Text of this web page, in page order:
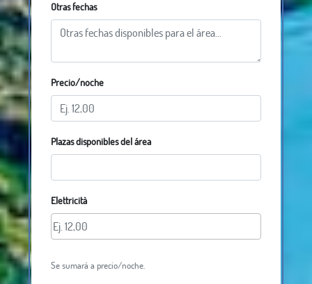
Otras fechas
Precio/noche
Plazas disponibles del área
Elettricità
Se sumará a precio/noche.